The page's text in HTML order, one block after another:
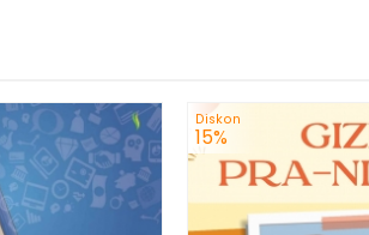
Diskon
15%